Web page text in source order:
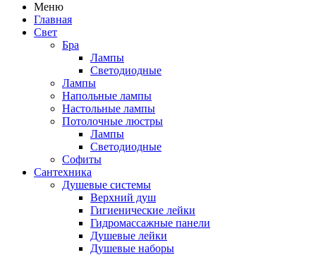
Меню
Главная
Свет
Бра
Лампы
Светодиодные
Лампы
Напольные лампы
Настольные лампы
Потолочные люстры
Лампы
Светодиодные
Софиты
Сантехника
Душевые системы
Верхний душ
Гигиенические лейки
Гидромассажные панели
Душевые лейки
Душевые наборы